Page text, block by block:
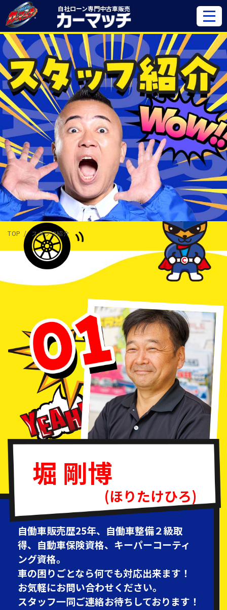
自社ローン専門中古車販売
TOP スタッフ紹介
堀 剛博
(ほりたけひろ)
自働車販売歴25年、自働車整備２級取
得、自動車保険資格、キーパーコーティ
ング資格。
車の困りごとなら何でも対応出来ます！
お気軽にお問い合わせください。
スタッフ一同ご連絡お待ちしております！